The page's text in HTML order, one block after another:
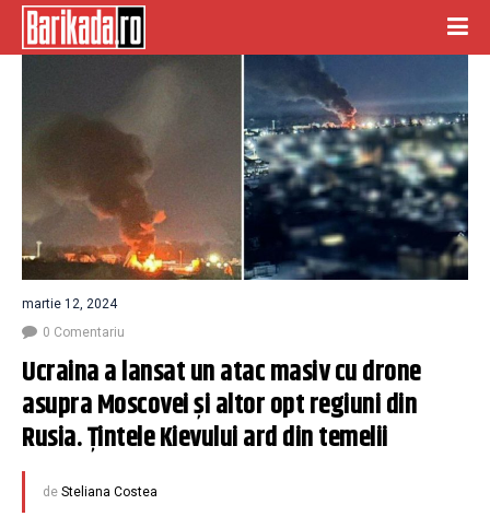
martie 12, 2024
0 Comentariu
Ucraina a lansat un atac masiv cu drone
asupra Moscovei și altor opt regiuni din
Rusia. Țintele Kievului ard din temelii
de Steliana Costea